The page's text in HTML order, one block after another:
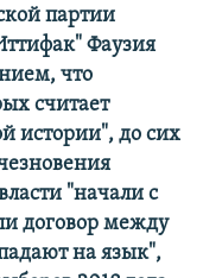
партии
Фаузия
что
считает
истории", до сих
"начали с
договор между
на язык",